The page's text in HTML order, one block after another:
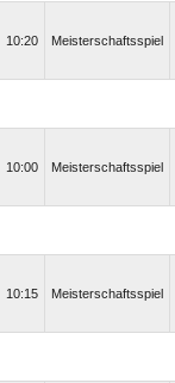
10:20 Meisterschaftsspiel
10:00 Meisterschaftsspiel
10:15 Meisterschaftsspiel